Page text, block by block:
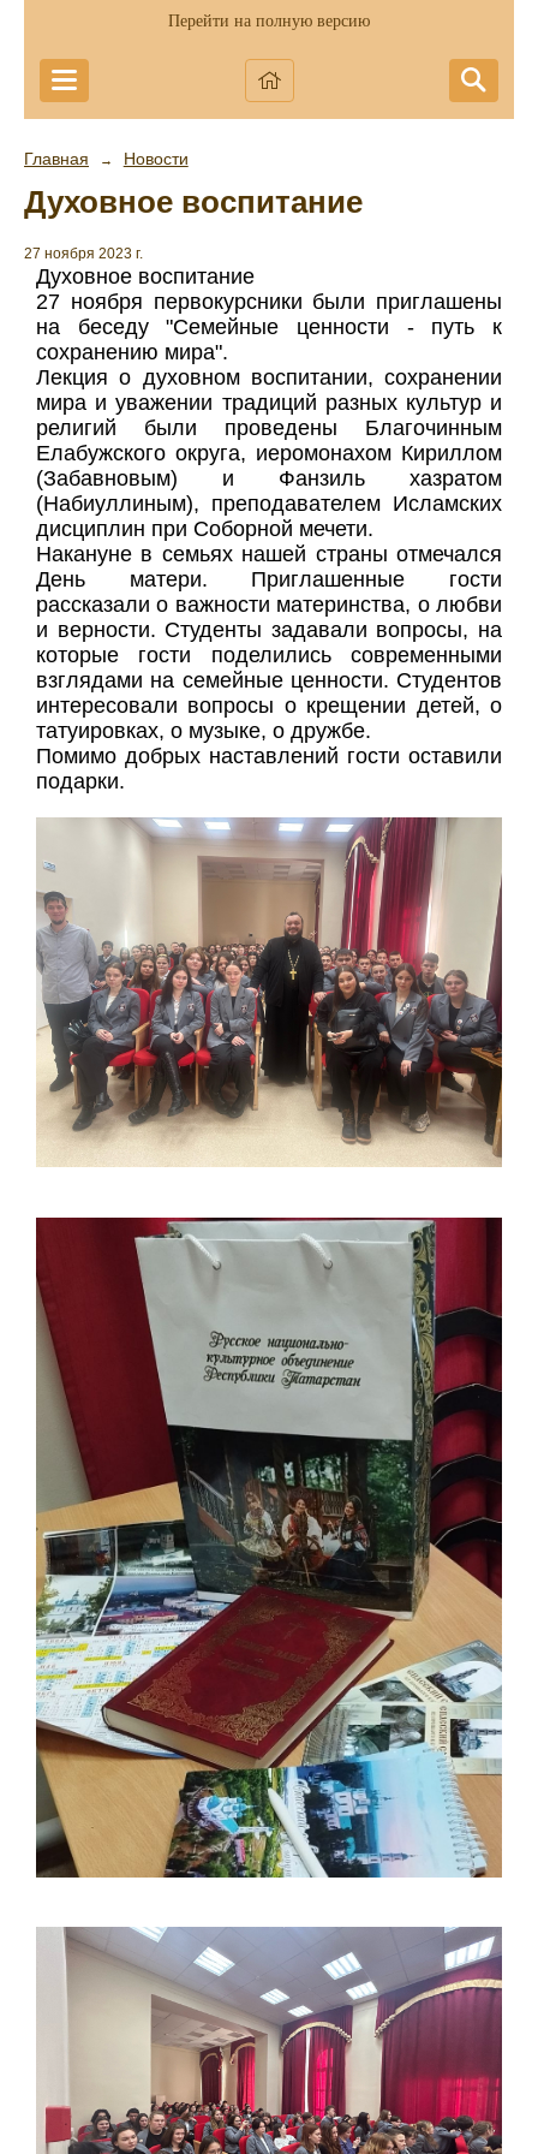
Перейти на полную версию
Главная → Новости
Духовное воспитание
27 ноября 2023 г.
Духовное воспитание
27 ноября первокурсники были приглашены
на беседу "Семейные ценности - путь к
сохранению мира".
Лекция о духовном воспитании, сохранении
мира и уважении традиций разных культур и
религий были проведены Благочинным
Елабужского округа, иеромонахом Кириллом
(Забавновым) и Фанзиль хазратом
(Набиуллиным), преподавателем Исламских
дисциплин при Соборной мечети.
Накануне в семьях нашей страны отмечался
День матери. Приглашенные гости
рассказали о важности материнства, о любви
и верности. Студенты задавали вопросы, на
которые гости поделились современными
взглядами на семейные ценности. Студентов
интересовали вопросы о крещении детей, о
татуировках, о музыке, о дружбе.
Помимо добрых наставлений гости оставили
подарки.